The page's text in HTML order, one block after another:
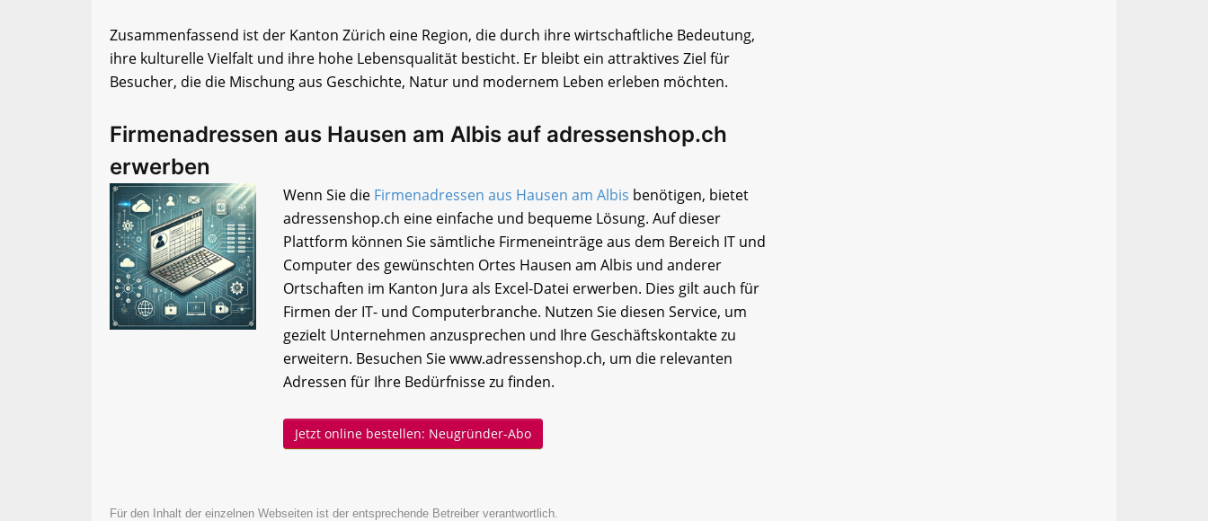
Zusammenfassend ist der Kanton Zürich eine Region, die durch ihre wirtschaftliche Bedeutung,
ihre kulturelle Vielfalt und ihre hohe Lebensqualität besticht. Er bleibt ein attraktives Ziel für
Besucher, die die Mischung aus Geschichte, Natur und modernem Leben erleben möchten.
Firmenadressen aus Hausen am Albis auf adressenshop.ch
erwerben
Wenn Sie die Firmenadressen aus Hausen am Albis benötigen, bietet
adressenshop.ch eine einfache und bequeme Lösung. Auf dieser
Plattform können Sie sämtliche Firmeneinträge aus dem Bereich IT und
Computer des gewünschten Ortes Hausen am Albis und anderer
Ortschaften im Kanton Jura als Excel-Datei erwerben. Dies gilt auch für
Firmen der IT- und Computerbranche. Nutzen Sie diesen Service, um
gezielt Unternehmen anzusprechen und Ihre Geschäftskontakte zu
erweitern. Besuchen Sie www.adressenshop.ch, um die relevanten
Adressen für Ihre Bedürfnisse zu finden.
Jetzt online bestellen: Neugründer-Abo
Für den Inhalt der einzelnen Webseiten ist der entsprechende Betreiber verantwortlich.